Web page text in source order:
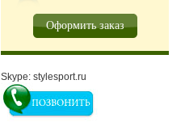
Оформить заказ
Skype: stylesport.ru